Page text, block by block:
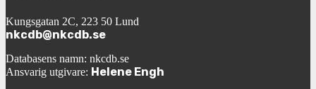
Kungsgatan 2C, 223 50 Lund
nkcdb@nkcdb.se
Databasens namn: nkcdb.se
Ansvarig utgivare: Helene Engh